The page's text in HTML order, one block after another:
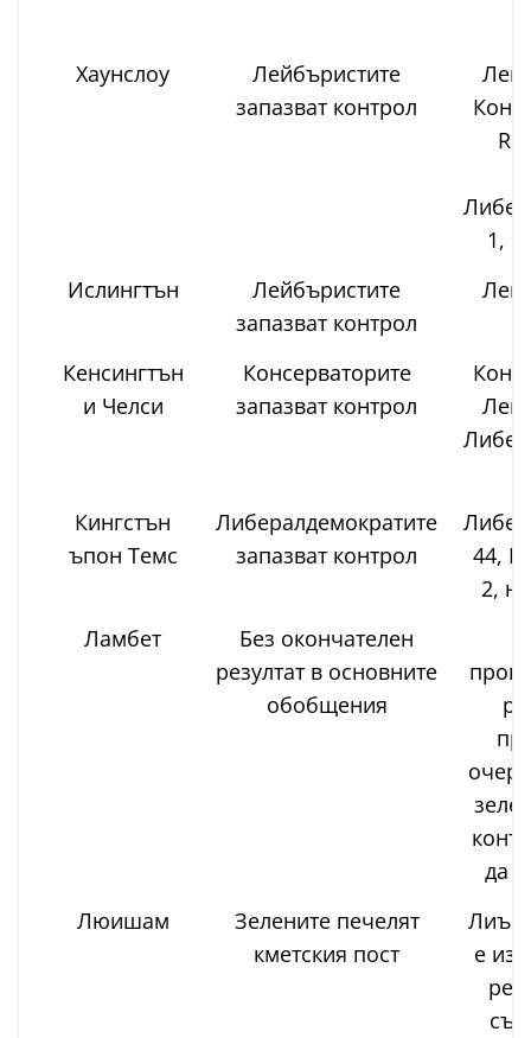
Хаунслоу
Лейбъристите
запазват контрол
1,
Ислингтън
Лейбъристите
запазват контрол
Кенсингтън
и Челси
Консерваторите
запазват контрол
Кингстън
ъпон Темс
Либералдемократите
запазват контрол
44,
2,
Ламбет
Без окончателен
резултат в основните
обобщения
да
Люишам
Зелените печелят
кметския пост
Лиъм
е